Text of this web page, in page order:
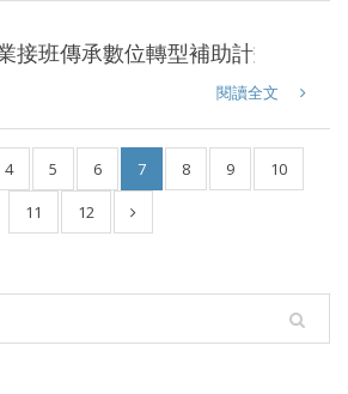
接班傳承數位轉型補助計畫開放申
閱讀全文
4 5 6 7 8 9
10
11
12